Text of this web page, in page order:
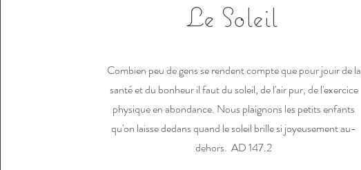
Le Soleil
Combien peu de gens se rendent compte que pour jouir de la
santé et du bonheur il faut du soleil, de l'air pur, de l'exercice
physique en abondance. Nous plaignons les petits enfants
qu'on laisse dedans quand le soleil brille si joyeusement au-
dehors. AD 147.2